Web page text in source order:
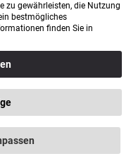
|Umsetzung durch RSM Computer
zu gewährleisten, die Nutzung
bestmögliches
finden Sie in